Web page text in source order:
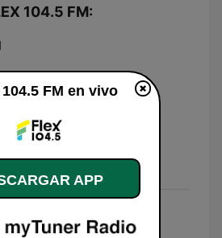
104.5 FM:
104.5 FM en vivo
APP